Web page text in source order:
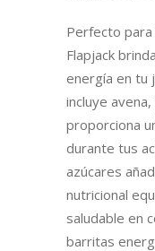
Perfecto
Flapjack
energía en tu
incluye
proporciona
durante tus
azúcares
nutricional
saludable en
barritas